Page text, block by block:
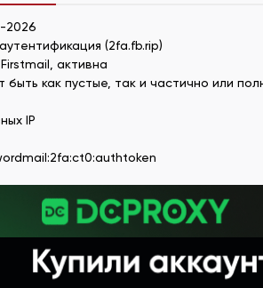
2026
(2fa.fb.rip)
активна
быть как пустые, так и частично или
IP